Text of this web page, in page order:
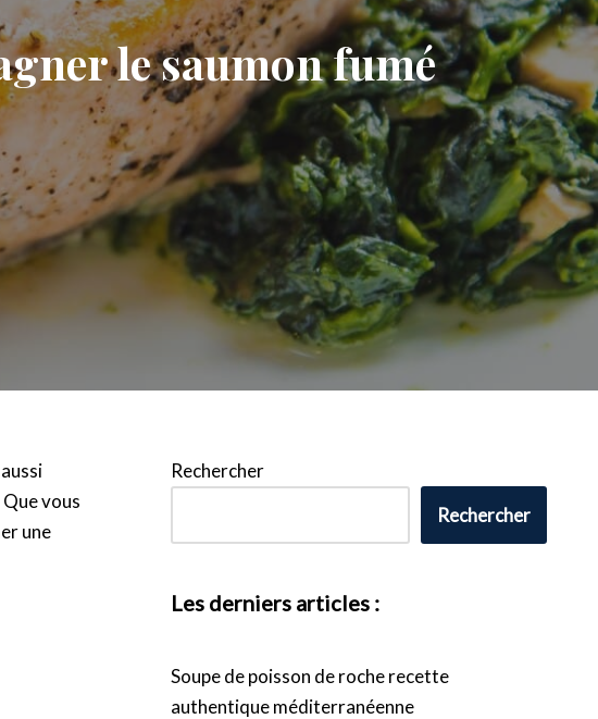
le saumon fumé
vous
une
Rechercher
Rechercher
Les derniers articles :
Soupe de poisson de roche recette
authentique méditerranéenne